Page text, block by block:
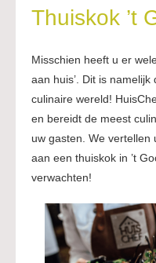
Thuiskok ’t
Misschien heeft u er
aan huis’. Dit is
culinaire wereld!
en bereidt de meest
uw gasten. We vertellen
aan een thuiskok in ’t
verwachten!